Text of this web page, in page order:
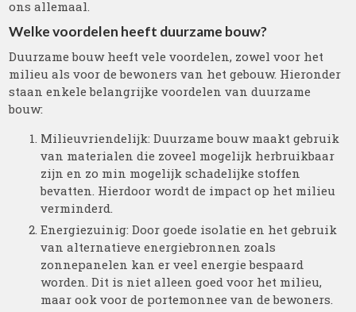
ons allemaal.
Welke voordelen heeft duurzame bouw?
Duurzame bouw heeft vele voordelen, zowel voor het
milieu als voor de bewoners van het gebouw. Hieronder
staan enkele belangrijke voordelen van duurzame
bouw:
Milieuvriendelijk: Duurzame bouw maakt gebruik
van materialen die zoveel mogelijk herbruikbaar
zijn en zo min mogelijk schadelijke stoffen
bevatten. Hierdoor wordt de impact op het milieu
verminderd.
Energiezuinig: Door goede isolatie en het gebruik
van alternatieve energiebronnen zoals
zonnepanelen kan er veel energie bespaard
worden. Dit is niet alleen goed voor het milieu,
maar ook voor de portemonnee van de bewoners.